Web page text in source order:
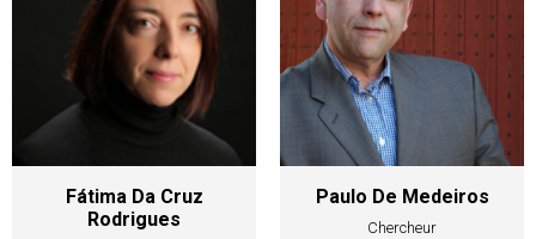
Fátima Da Cruz
Rodrigues
Paulo De Medeiros
Chercheur